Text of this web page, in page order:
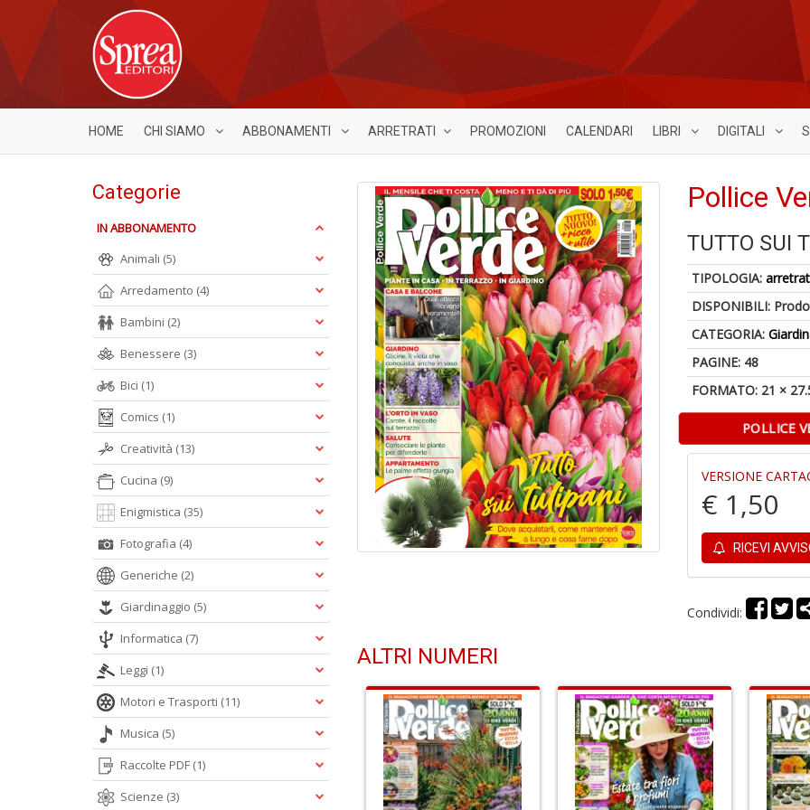
HOME CHI SIAMO ABBONAMENTI ARRETRATI PROMOZIONI CALENDARI LIBRI DIGITALI
Pollice
TUTTO SUI
TIPOLOGIA:
DISPONIBILI:
CATEGORIA:
PAGINE: 48
FORMATO: 21 ×
POLLICE
VERSIONE
€ 1,50
RICEVI
Condividi:
ALTRI NUMERI
Categorie
IN ABBONAMENTO
Animali (5)
Arredamento (4)
Bambini (2)
Benessere (3)
Bici (1)
Comics (1)
Creatività (13)
Cucina (9)
Enigmistica (35)
Fotografia (4)
Generiche (2)
Giardinaggio (5)
Informatica (7)
Leggi (1)
Motori e Trasporti (11)
Musica (5)
Raccolte PDF (1)
Scienze (3)